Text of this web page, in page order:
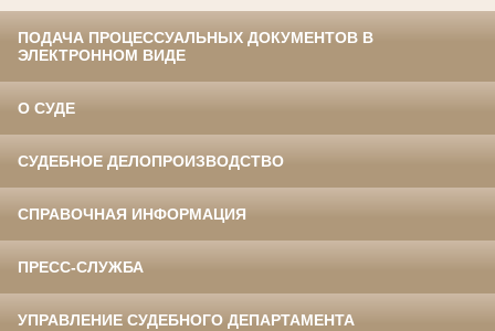
ПОДАЧА ПРОЦЕССУАЛЬНЫХ ДОКУМЕНТОВ В
ЭЛЕКТРОННОМ ВИДЕ
О СУДЕ
СУДЕБНОЕ ДЕЛОПРОИЗВОДСТВО
СПРАВОЧНАЯ ИНФОРМАЦИЯ
ПРЕСС-СЛУЖБА
УПРАВЛЕНИЕ СУДЕБНОГО ДЕПАРТАМЕНТА